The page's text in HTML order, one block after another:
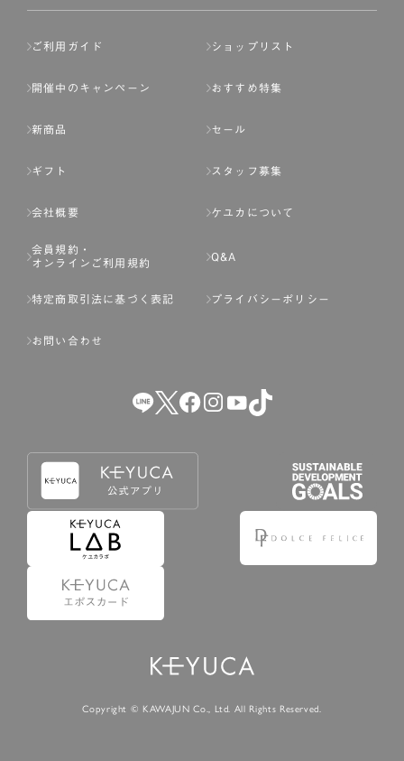
ページへの入力、または弊社が別途指定する方法に従って
基づき判断した場合は、弊社は、その登録を取り消すこと
のいずれかの事由に該当する場合は、その登録を拒否し、
または事前に通知することなく一旦なされた登録を取り消
いる場合。
（5） その他、本規約または個別規定に違反した場合。
4.会員登録が取り消された場合においても、当該会員は、
弊社とのお取引等により既に発生した支払義務等の取引上
の義務および本規約上の義務の履行責任を免れないものと
します。
5.仮登録とは、ケユカが提供するアプリ等でサービスを利
用するための簡易的な会員登録（以下「仮登録」といいま
6.仮登録をすることで、第9条のポイント付与を受けるこ
7.仮登録状態はポイントの利用は行えず、第3条1項の通り
ご利用ガイド ショップリスト
開催中のキャンペーン おすすめ特集
新商品 セール
ギフト スタッフ募集
会社概要 ケユカについて
会員規約・
オンラインご利用規約
Q&A
特定商取引法に基づく表記 プライバシーポリシー
お問い合わせ
Copyright © KAWAJUN Co., Ltd. All Rights Reserved.